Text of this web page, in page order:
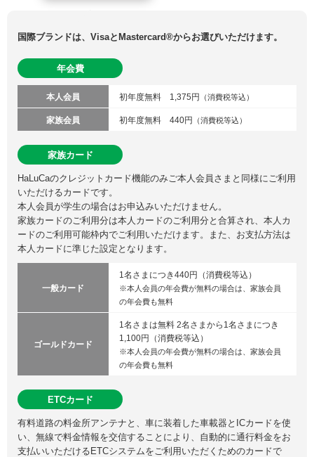
国際ブランドは、VisaとMastercard®からお選びいただけます。
年会費
本人会員 初年度無料 1,375円 （消費税等込）
家族会員 初年度無料 440円 （消費税等込）
家族カード
HaLuCaのクレジットカード機能のみご本人会員さまと同様にご利用
いただけるカードです。
本人会員が学生の場合はお申込みいただけません。
家族カードのご利用分は本人カードのご利用分と合算され、本人カ
ードのご利用可能枠内でご利用いただけます。また、お支払方法は
本人カードに準じた設定となります。
一般カード
1名さまにつき440円（消費税等込）
※本人会員の年会費が無料の場合は、家族会員
の年会費も無料
ゴールドカード
1名さまは無料 2名さまから1名さまにつき
1,100円（消費税等込）
※本人会員の年会費が無料の場合は、家族会員
の年会費も無料
ETCカード
有料道路の料金所アンテナと、車に装着した車載器とICカードを使
い、無線で料金情報を交信することにより、自動的に通行料金をお
支払いいただけるETCシステムをご利用いただくためのカードで